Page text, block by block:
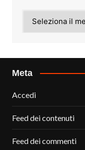
Meta
Accedi
Feed dei contenuti
Feed dei commenti